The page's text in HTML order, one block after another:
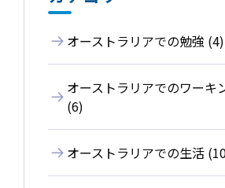
オーストラリアでの勉強 (4)
オーストラリアでのワーキ
(6)
オーストラリアでの生活